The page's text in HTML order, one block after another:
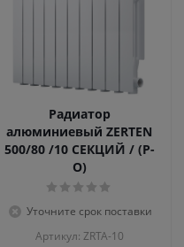
Радиатор
алюминиевый ZERTEN
500/80 /10 СЕКЦИЙ / (Р-
О)
Уточните срок поставки
Артикул: ZRTA-10